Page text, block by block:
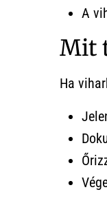
A
Mit
Ha